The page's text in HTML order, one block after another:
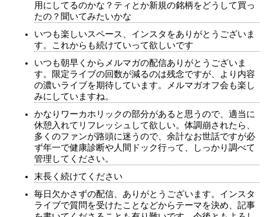
用にしてるのかな？ティとか新規の銘柄をどうして買っ
たの？聞いてみたいかな
いつも楽しいスペース、インスタをありがとうございま
す。これからも続けていって欲しいです
いつも朝早くからメルマガの配信ありがとうございま
す。限定ライブの回数が減るのは残念ですが、より内容
の濃いライブを期待しています。メルマガオフ会も楽し
みにしていますね。
かなりワーカホリックの部分があると思うので、適当に
休憩入れてリフレッシュして欲しい。体調崩されたら、
多くのファンが路頭に迷うので、余計なお世話ですが必
ず年一で健康診断や人間ドック行って、しっかり調べて
管理してください。
末長く続けてください
毎日欠かさずの配信、ありがとうございます。インスタ
ライブで質問を受けたことなどからテーマを決め、記事